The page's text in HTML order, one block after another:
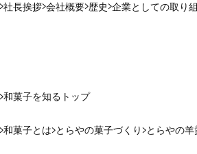
社長挨拶 会社概要 歴史 企業としての取り
和菓子を知る トップ
和菓子とは とらやの菓子づくり とらやの羊